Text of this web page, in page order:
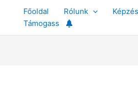
Főoldal Rólunk
Támogass